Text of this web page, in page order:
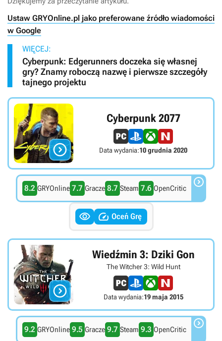
Ustaw GRYOnline.pl jako preferowane źródło wiadomości
w Google
WIĘCEJ:
Cyberpunk: Edgerunners doczeka się własnej
gry? Znamy roboczą nazwę i pierwsze szczegóły
tajnego projektu

Cyberpunk 2077
Data wydania:10 grudnia 2020
8.2 GRYOnline 7.7 Gracze 8.7 Steam 7.6 OpenCritic 
  Oceń Grę

Wiedźmin 3: Dziki Gon
The Witcher 3: Wild Hunt
Data wydania:19 maja 2015
9.2 GRYOnline 9.5 Gracze 9.7 Steam 9.3 OpenCritic 